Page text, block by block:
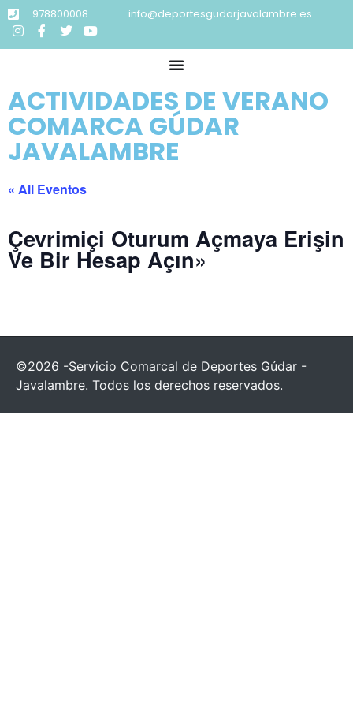
978800008 info@deportesgudarjavalambre.es
ACTIVIDADES DE VERANO
COMARCA GÚDAR
JAVALAMBRE
« All Eventos
Çevrimiçi Oturum Açmaya Erişin
Ve Bir Hesap Açın»
©2026 -Servicio Comarcal de Deportes Gúdar -
Javalambre. Todos los derechos reservados.